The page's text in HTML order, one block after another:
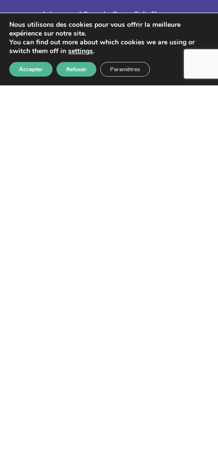
Adresse : 4 Rue du Gouv Felix Eboue,
97300 Cayenne, Guyane française
SAINT-LAURENT DU MARONI :
Adresse : 4 Résidence des Jasmins – 21 rue
de la Marne, Saint-Laurent-du-Maroni.
Nous utilisons des cookies pour vous offrir la meilleure
expérience sur notre site.
You can find out more about which cookies we are using or
switch them off in settings.
Accepter Refuser Paramètres